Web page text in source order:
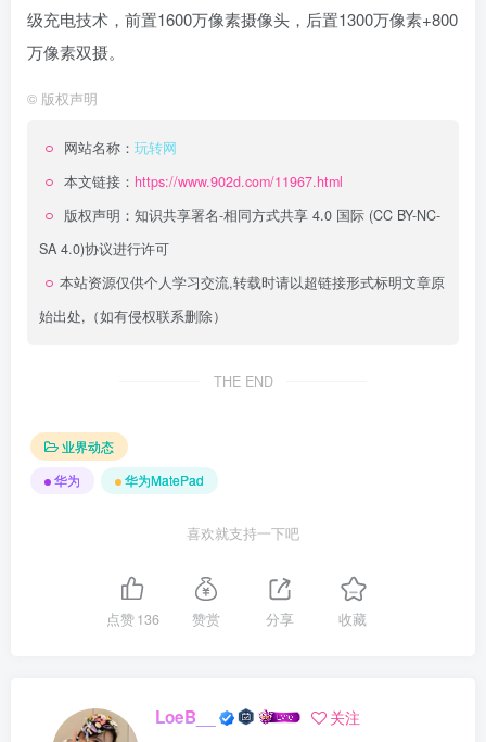
级充电技术，前置1600万像素摄像头，后置1300万像素+800
万像素双摄。
© 版权声明
网站名称： 玩转网
本文链接： https://www.902d.com/11967.html
版权声明： 知识共享署名-相同方式共享 4.0 国际 (CC BY-NC-
SA 4.0)协议进行许可
本站资源仅供个人学习交流,转载时请以超链接形式标明文章原
始出处,（如有侵权联系删除）
THE END
业界动态
华为
华为MatePad
喜欢就支持一下吧
点赞136 赞赏 分享 收藏
LoeB__ 关注